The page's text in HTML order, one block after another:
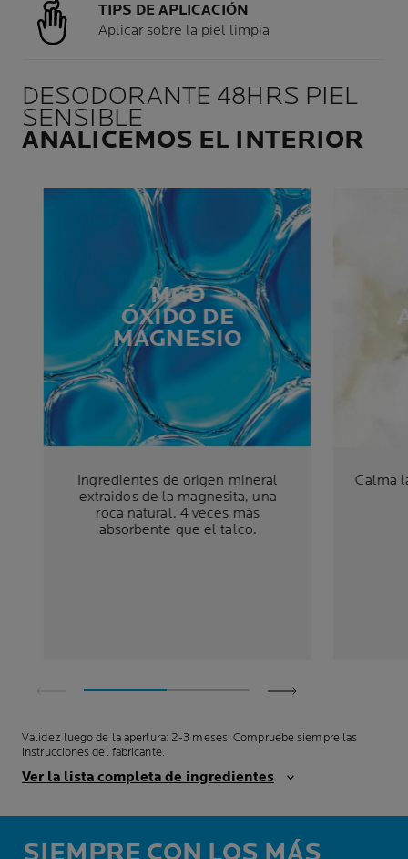
TIPS DE APLICACIÓN
Aplicar sobre la piel limpia
DESODORANTE 48HRS PIEL
SENSIBLE
ANALICEMOS EL INTERIOR
MGO
ÓXIDO DE
MAGNESIO
Ingredientes de origen mineral
extraidos de la magnesita, una
roca natural. 4 veces más
absorbente que el talco.
Calma
Validez luego de la apertura: 2-3 meses. Compruebe siempre las
instrucciones del fabricante.
Ver la lista completa de ingredientes